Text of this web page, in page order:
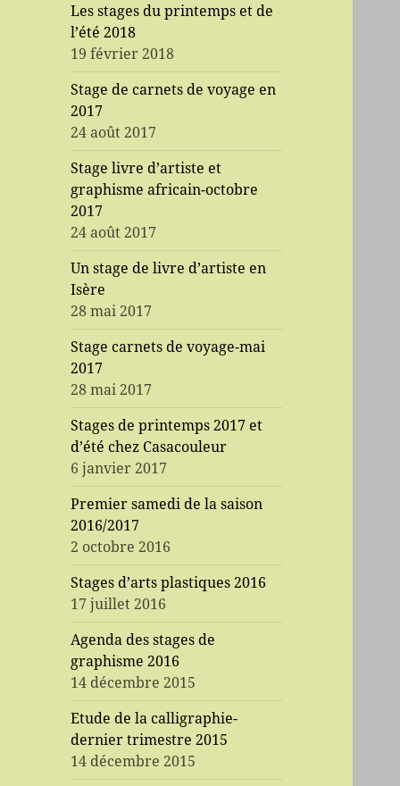
Les stages du printemps et de
l’été 2018
19 février 2018
Stage de carnets de voyage en
2017
24 août 2017
Stage livre d’artiste et
graphisme africain-octobre
2017
24 août 2017
Un stage de livre d’artiste en
Isère
28 mai 2017
Stage carnets de voyage-mai
2017
28 mai 2017
Stages de printemps 2017 et
d’été chez Casacouleur
6 janvier 2017
Premier samedi de la saison
2016/2017
2 octobre 2016
Stages d’arts plastiques 2016
17 juillet 2016
Agenda des stages de
graphisme 2016
14 décembre 2015
Etude de la calligraphie-
dernier trimestre 2015
14 décembre 2015